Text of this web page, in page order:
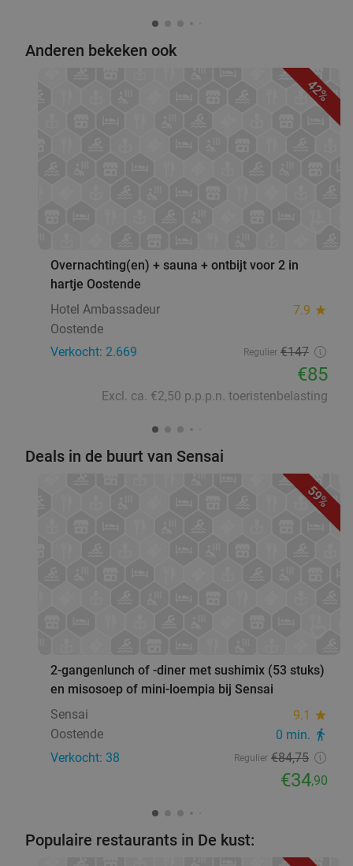
Anderen bekeken ook
42%
Overnachting(en) + sauna + ontbijt voor 2 in
hartje Oostende
Hotel Ambassadeur
7.9 star
Oostende
Verkocht: 2.669
Regulier €147
€85
Excl. ca. €2,50 p.p.p.n. toeristenbelasting
Deals in de buurt van Sensai
59%
2-gangenlunch of -diner met sushimix (53 stuks)
en misosoep of mini-loempia bij Sensai
Sensai
9.1 star
Oostende 0 min. directions_walk
Verkocht: 38 Regulier €84,75
€34,90
Populaire restaurants in De kust: